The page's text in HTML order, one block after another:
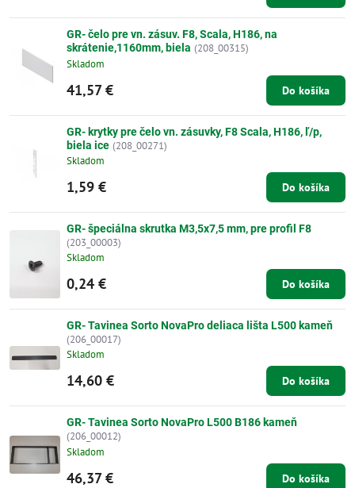
GR- čelo pre vn. zásuv. F8, Scala, H186, na
skrátenie,1160mm, biela (208_00315)
Skladom
41,57 € Do košíka
GR- krytky pre čelo vn. zásuvky, F8 Scala, H186, ľ/p,
biela ice (208_00271)
Skladom
1,59 € Do košíka
GR- špeciálna skrutka M3,5x7,5 mm, pre profil F8
(203_00003)
Skladom
0,24 € Do košíka
GR- Tavinea Sorto NovaPro deliaca lišta L500 kameň
(206_00017)
Skladom
14,60 € Do košíka
GR- Tavinea Sorto NovaPro L500 B186 kameň
(206_00012)
Skladom
46,37 € Do košíka